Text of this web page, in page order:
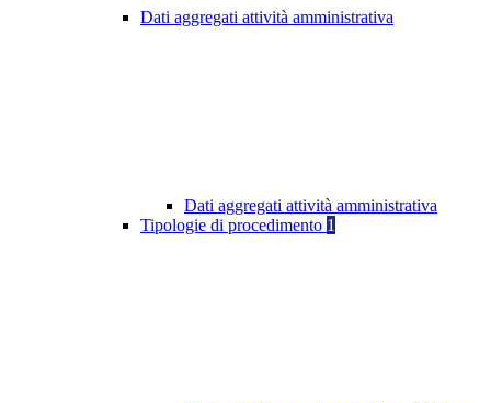
Dati aggregati attività amministrativa
Dati aggregati attività amministrativa
Tipologie di procedimento 1